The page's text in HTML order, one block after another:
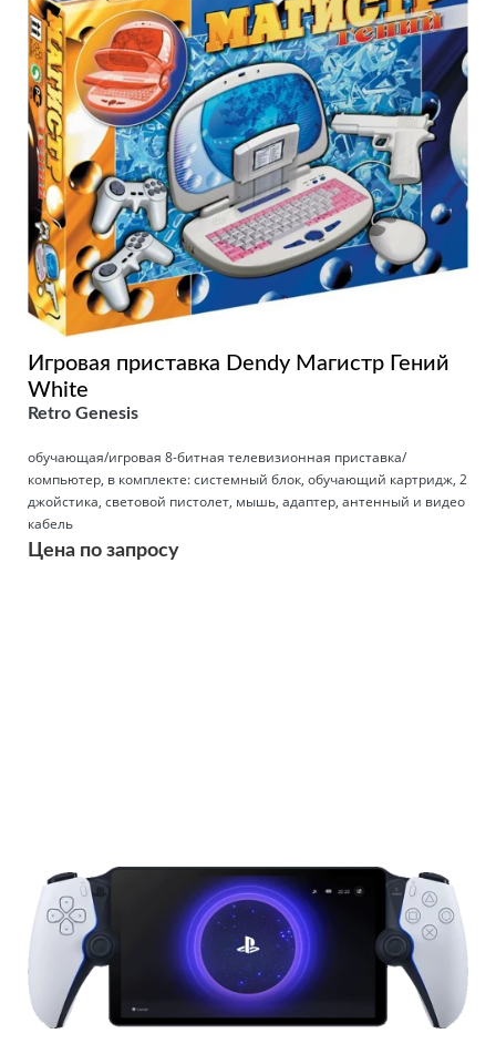
Игровая приставка Dendy Магистр Гений
White
Retro Genesis
обучающая/игровая 8-битная телевизионная приставка/
компьютер, в комплекте: системный блок, обучающий картридж, 2
джойстика, световой пистолет, мышь, адаптер, антенный и видео
кабель
Цена по запросу